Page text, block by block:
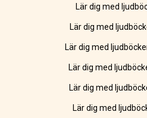
Lär dig med
Lär dig med
Lär dig med
Lär dig med
Lär dig med
Lär dig med